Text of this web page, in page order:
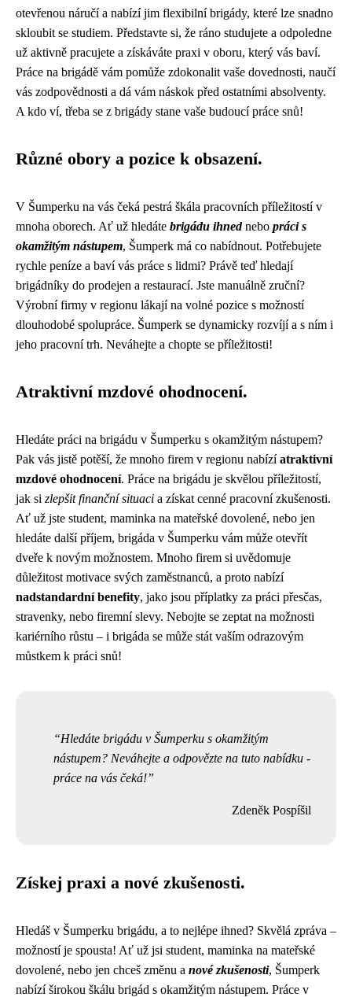
otevřenou náručí a nabízí jim flexibilní brigády, které lze snadno
skloubit se studiem. Představte si, že ráno studujete a odpoledne
už aktivně pracujete a získáváte praxi v oboru, který vás baví.
Práce na brigádě vám pomůže zdokonalit vaše dovednosti, naučí
vás zodpovědnosti a dá vám náskok před ostatními absolventy.
A kdo ví, třeba se z brigády stane vaše budoucí práce snů!
Různé obory a pozice k obsazení.
V Šumperku na vás čeká pestrá škála pracovních příležitostí v
mnoha oborech. Ať už hledáte brigádu ihnednebo práci s
okamžitým nástupem, Šumperk má co nabídnout. Potřebujete
rychle peníze a baví vás práce s lidmi? Právě teď hledají
brigádníky do prodejen a restaurací. Jste manuálně zruční?
Výrobní firmy v regionu lákají na volné pozice s možností
dlouhodobé spolupráce. Šumperk se dynamicky rozvíjí a s ním i
jeho pracovní trh. Neváhejte a chopte se příležitosti!
Atraktivní mzdové ohodnocení.
Hledáte práci na brigádu v Šumperku s okamžitým nástupem?
Pak vás jistě potěší, že mnoho firem v regionu nabízíatraktivní
mzdové ohodnocení. Práce na brigádu je skvělou příležitostí,
jak si zlepšit finanční situaci a získat cenné pracovní zkušenosti.
Ať už jste student, maminka na mateřské dovolené, nebo jen
hledáte další příjem, brigáda v Šumperku vám může otevřít
dveře k novým možnostem. Mnoho firem si uvědomuje
důležitost motivace svých zaměstnanců, a proto nabízí
nadstandardní benefity, jako jsou příplatky za práci přesčas,
stravenky, nebo firemní slevy. Nebojte se zeptat na možnosti
kariérního růstu – i brigáda se může stát vaším odrazovým
můstkem k práci snů!
Hledáte brigádu v Šumperku s okamžitým
nástupem? Neváhejte a odpovězte na tuto nabídku -
práce na vás čeká!
Zdeněk Pospíšil
Získej praxi a nové zkušenosti.
Hledáš v Šumperku brigádu, a to nejlépe ihned? Skvělá zpráva –
možností je spousta! Ať už jsi student, maminka na mateřské
dovolené, nebo jen chceš změnu a nové zkušenosti, Šumperk
nabízí širokou škálu brigád s okamžitým nástupem. Práce v